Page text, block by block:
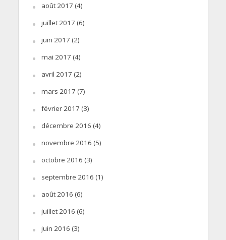
août 2017 (4)
juillet 2017 (6)
juin 2017 (2)
mai 2017 (4)
avril 2017 (2)
mars 2017 (7)
février 2017 (3)
décembre 2016 (4)
novembre 2016 (5)
octobre 2016 (3)
septembre 2016 (1)
août 2016 (6)
juillet 2016 (6)
juin 2016 (3)